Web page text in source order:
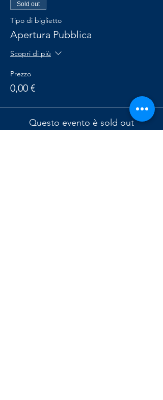
Sold out
Tipo di biglietto
Apertura Pubblica
Scopri di più
Prezzo
0,00 €
Questo evento è sold out